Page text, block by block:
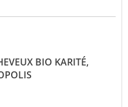
BIO KARITÉ,